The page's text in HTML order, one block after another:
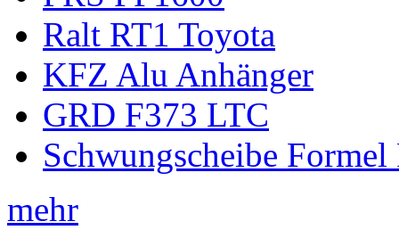
Ralt RT1 Toyota
KFZ Alu Anhänger
GRD F373 LTC
Schwungscheibe Formel
mehr